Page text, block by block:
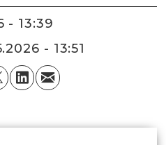
- 13:39
- 13:51